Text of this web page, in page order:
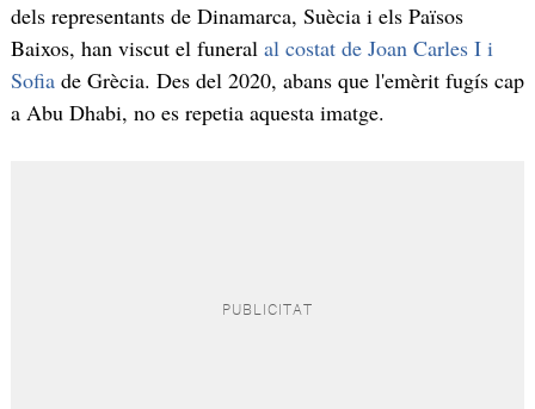
dels representants de Dinamarca, Suècia i els Països
Baixos, han viscut el funeralal costat de Joan Carles I i
Sofiade Grècia. Des del 2020, abans que l'emèrit fugís cap
a Abu Dhabi, no es repetia aquesta imatge.